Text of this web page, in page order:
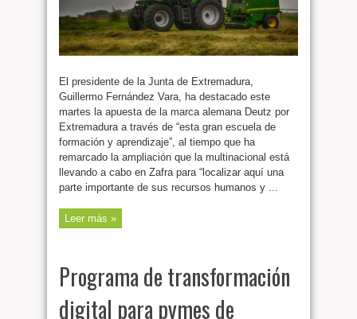
El presidente de la Junta de Extremadura,
Guillermo Fernández Vara, ha destacado este
martes la apuesta de la marca alemana Deutz por
Extremadura a través de “esta gran escuela de
formación y aprendizaje”, al tiempo que ha
remarcado la ampliación que la multinacional está
llevando a cabo en Zafra para “localizar aquí una
parte importante de sus recursos humanos y ...
Leer más »
Programa de transformación
digital para pymes de